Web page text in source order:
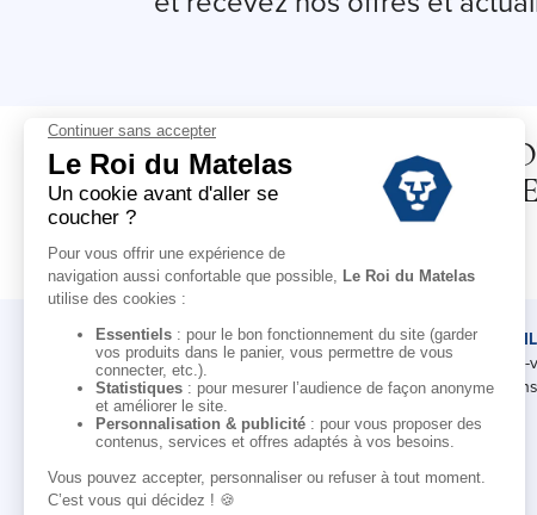
DÉCOUVREZ TOUTE
COLLECTION
Oreiller 40x60
LE ROI DU MATELAS
Notre histoire
Notre savoir-faire
Nos marques
Pour les professionnels
Campagne d'affiliation
Nos